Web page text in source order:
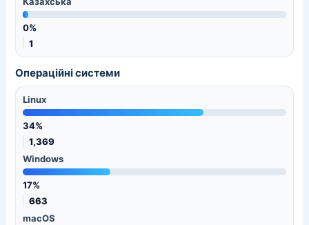
0%
1
Операційні системи
Linux
34%
1,369
Windows
17%
663
macOS